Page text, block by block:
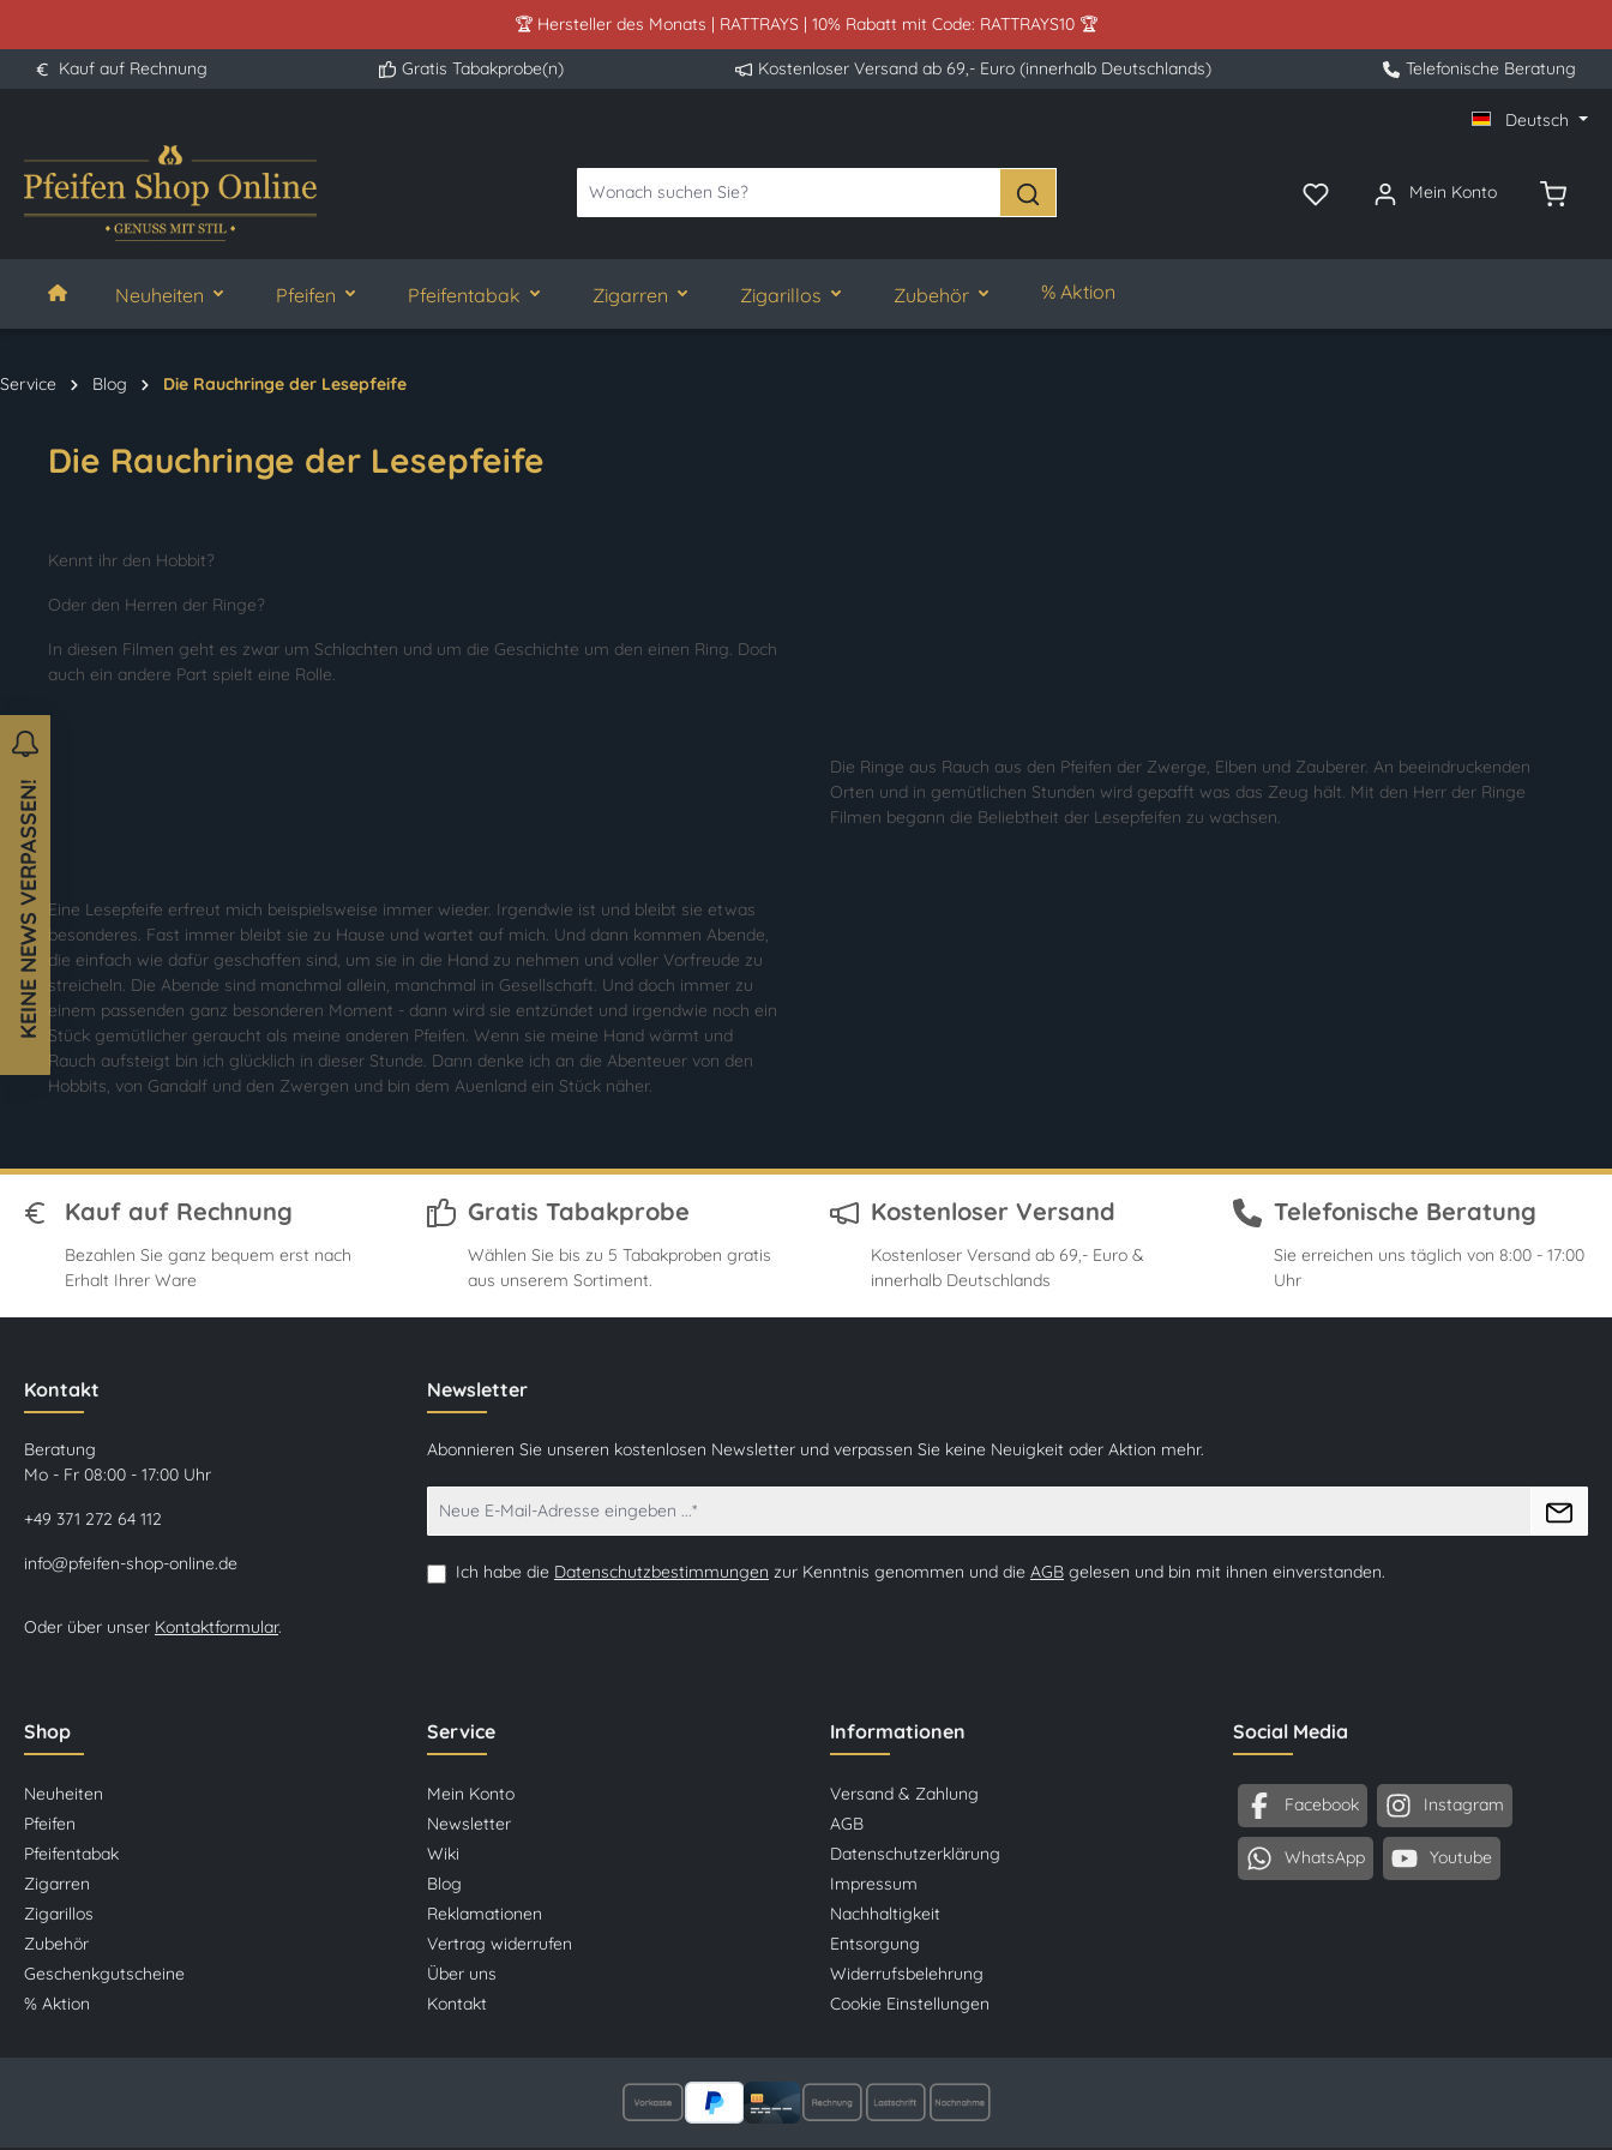
🏆 Hersteller des Monats | RATTRAYS | 10% Rabatt mit Code: RATTRAYS10 🏆
Kauf auf Rechnung Gratis Tabakprobe(n) Kostenloser Versand ab 69,- Euro (innerhalb Deutschlands) Telefonische Beratung
Deutsch
Mein Konto
Neuheiten Pfeifen Pfeifentabak Zigarren Zigarillos Zubehör % Aktion
Service Blog Die Rauchringe der Lesepfeife
Die Rauchringe der Lesepfeife
Kennt ihr den Hobbit?
Oder den Herren der Ringe?
In diesen Filmen geht es zwar um Schlachten und um die Geschichte um den einen Ring. Doch
auch ein andere Part spielt eine Rolle.
Die Ringe aus Rauch aus den Pfeifen der Zwerge, Elben und Zauberer. An beeindruckenden
Orten und in gemütlichen Stunden wird gepafft was das Zeug hält. Mit den Herr der Ringe
Filmen begann die Beliebtheit der Lesepfeifen zu wachsen.
Eine Lesepfeife erfreut mich beispielsweise immer wieder. Irgendwie ist und bleibt sie etwas
besonderes. Fast immer bleibt sie zu Hause und wartet auf mich. Und dann kommen Abende,
die einfach wie dafür geschaffen sind, um sie in die Hand zu nehmen und voller Vorfreude zu
streicheln. Die Abende sind manchmal allein, manchmal in Gesellschaft. Und doch immer zu
einem passenden ganz besonderen Moment - dann wird sie entzündet und irgendwie noch ein
Stück gemütlicher geraucht als meine anderen Pfeifen. Wenn sie meine Hand wärmt und
Rauch aufsteigt bin ich glücklich in dieser Stunde. Dann denke ich an die Abenteuer von den
Hobbits, von Gandalf und den Zwergen und bin dem Auenland ein Stück näher.
Kauf auf Rechnung
Bezahlen Sie ganz bequem erst nach
Erhalt Ihrer Ware
Gratis Tabakprobe
Wählen Sie bis zu 5 Tabakproben gratis
aus unserem Sortiment.
Kostenloser Versand
Kostenloser Versand ab 69,- Euro &
innerhalb Deutschlands
Telefonische Beratung
Sie erreichen uns täglich von 8:00 - 17:00
Uhr
Kontakt
Beratung
Mo - Fr 08:00 - 17:00 Uhr
+49 371 272 64 112
info@pfeifen-shop-online.de
Oder über unser Kontaktformular.
Newsletter
Abonnieren Sie unseren kostenlosen Newsletter und verpassen Sie keine Neuigkeit oder Aktion mehr.
Ich habe die Datenschutzbestimmungen zur Kenntnis genommen und die AGB gelesen und bin mit ihnen einverstanden.
Social Media
Facebook Instagram
WhatsApp Youtube
Shop
Neuheiten
Pfeifen
Pfeifentabak
Zigarren
Zigarillos
Zubehör
Geschenkgutscheine
% Aktion
Service
Mein Konto
Newsletter
Wiki
Blog
Reklamationen
Vertrag widerrufen
Über uns
Kontakt
Informationen
Versand & Zahlung
AGB
Datenschutzerklärung
Impressum
Nachhaltigkeit
Entsorgung
Widerrufsbelehrung
Cookie Einstellungen
KEINE NEWS VERPASSEN!